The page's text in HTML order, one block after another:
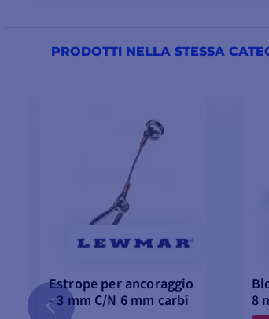
PRODOTTI NELLA STESSA
Estrope per ancoraggio
- 3 mm C/N 6 mm carbi
8